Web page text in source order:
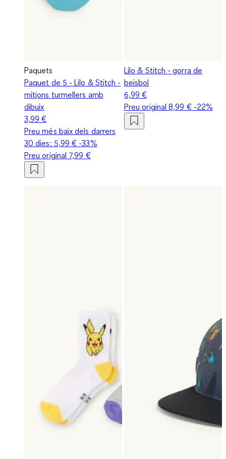
Paquets
Paquet de 5 - Lilo & Stitch -
mitjons turmellers amb
dibuix
3,99 €
Preu més baix dels darrers
30 dies: 5,99 € -33%
Preu original 7,99 €
Lilo & Stitch - gorra de
beisbol
6,99 €
Preu original8,99 €-22%